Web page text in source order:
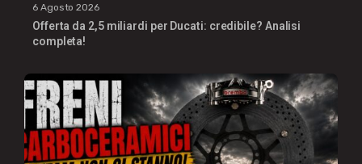
6 Agosto 2026
Offerta da 2,5 miliardi per Ducati: credibile? Analisi
completa!